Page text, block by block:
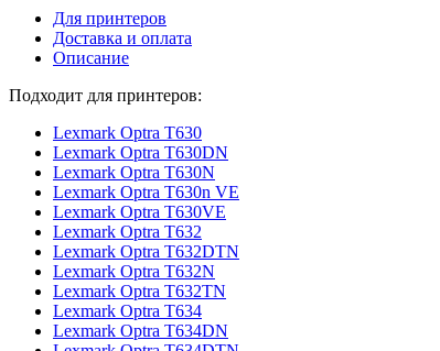
Для принтеров
Доставка и оплата
Описание
Подходит для принтеров:
Lexmark Optra T630
Lexmark Optra T630DN
Lexmark Optra T630N
Lexmark Optra T630n VE
Lexmark Optra T630VE
Lexmark Optra T632
Lexmark Optra T632DTN
Lexmark Optra T632N
Lexmark Optra T632TN
Lexmark Optra T634
Lexmark Optra T634DN